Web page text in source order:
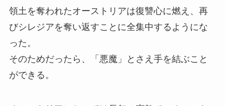
領土を奪われたオーストリアは復讐心に燃え、再
びシレジアを奪い返すことに全集中するようにな
った。
そのためだったら、「悪魔」とさえ手を結ぶこと
ができる。